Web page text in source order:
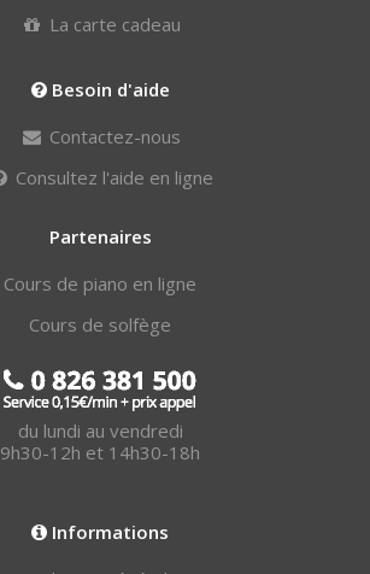
La carte cadeau
Besoin d'aide
Contactez-nous
Consultez l'aide en ligne
Partenaires
Cours de piano en ligne
Cours de solfège
du lundi au vendredi
9h30-12h et 14h30-18h
Informations